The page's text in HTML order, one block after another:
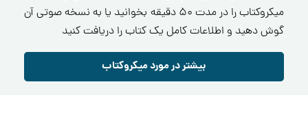
میکروکتاب را در مدت ۵۰ دقیقه بخوانید یا به نسخه صوتی آن
گوش دهید و اطلاعات کامل یک کتاب را دریافت کنید
بیشتر در مورد میکروکتاب